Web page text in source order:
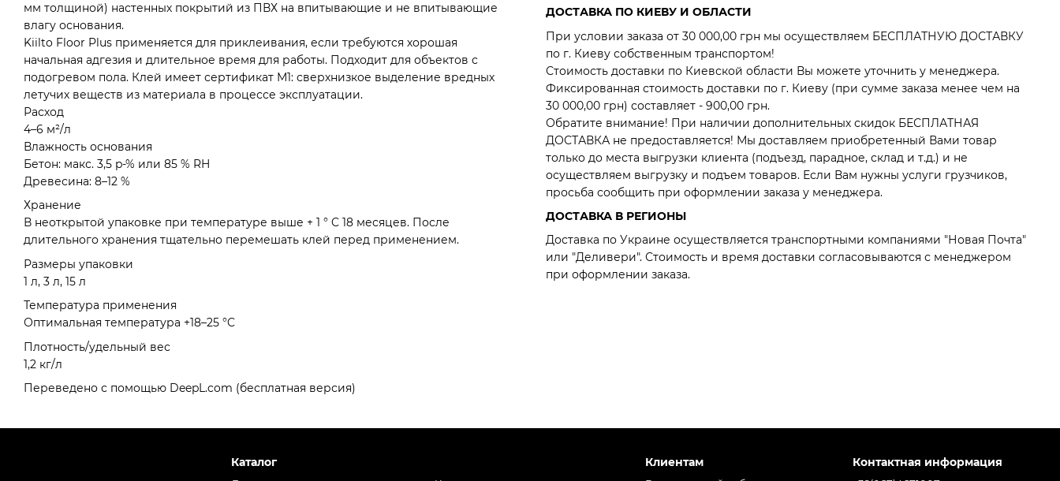
мм толщиной) настенных покрытий из ПВХ на впитывающие и не впитывающие
влагу основания.
Kiilto Floor Plus применяется для приклеивания, если требуются хорошая
начальная адгезия и длительное время для работы. Подходит для объектов с
подогревом пола. Клей имеет сертификат М1: сверхнизкое выделение вредных
летучих веществ из материала в процессе эксплуатации.
Расход
4–6 м²/л
Влажность основания
Бетон: макс. 3,5 p-% или 85 % RH
Древесина: 8–12 %
Хранение
В неоткрытой упаковке при температуре выше + 1 ° C 18 месяцев. После
длительного хранения тщательно перемешать клей перед применением.
Размеры упаковки
1 л, 3 л, 15 л
Температура применения
Оптимальная температура +18–25 °C
Плотность/удельный вес
1,2 кг/л
Переведено с помощью DeepL.com (бесплатная версия)
ДОСТАВКА ПО КИЕВУ И ОБЛАСТИ
При условии заказа от 30 000,00 грн мы осуществляем БЕСПЛАТНУЮ ДОСТАВКУ
по г. Киеву собственным транспортом!
Стоимость доставки по Киевской области Вы можете уточнить у менеджера.
Фиксированная стоимость доставки по г. Киеву (при сумме заказа менее чем на
30 000,00 грн) составляет - 900,00 грн.
Обратите внимание! При наличии дополнительных скидок БЕСПЛАТНАЯ
ДОСТАВКА не предоставляется! Мы доставляем приобретенный Вами товар
только до места выгрузки клиента (подъезд, парадное, склад и т.д.) и не
осуществляем выгрузку и подъем товаров. Если Вам нужны услуги грузчиков,
просьба сообщить при оформлении заказа у менеджера.
ДОСТАВКА В РЕГИОНЫ
Доставка по Украине осуществляется транспортными компаниями "Новая Почта"
или "Деливери". Стоимость и время доставки согласовываются с менеджером
при оформлении заказа.
Каталог Клиентам Контактная информация